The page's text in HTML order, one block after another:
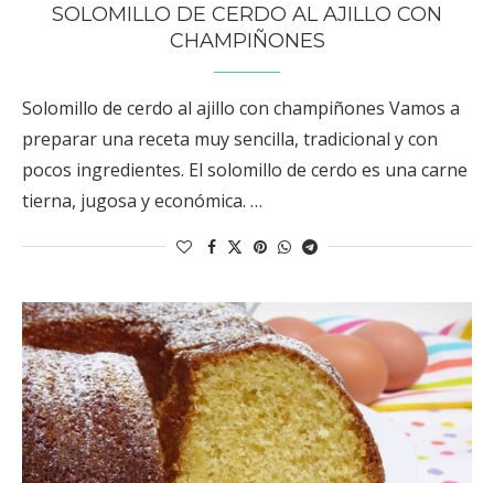
SOLOMILLO DE CERDO AL AJILLO CON
CHAMPIÑONES
Solomillo de cerdo al ajillo con champiñones Vamos a
preparar una receta muy sencilla, tradicional y con
pocos ingredientes. El solomillo de cerdo es una carne
tierna, jugosa y económica. …